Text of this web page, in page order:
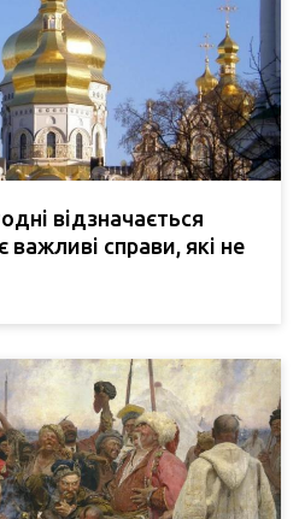
відзначається
важливі справи, які не